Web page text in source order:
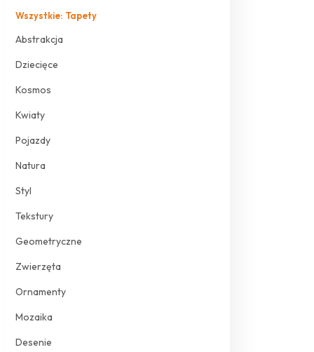
Wszystkie: Tapety
Abstrakcja
Dziecięce
Kosmos
Kwiaty
Pojazdy
Natura
Styl
Tekstury
Geometryczne
Zwierzęta
Ornamenty
Mozaika
Desenie